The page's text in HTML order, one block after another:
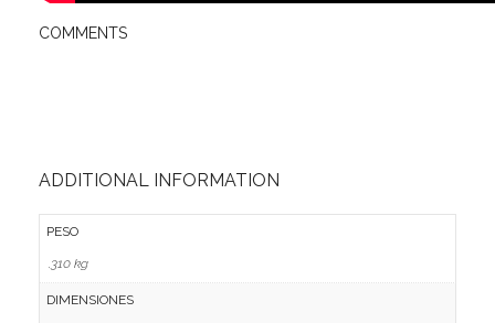
COMMENTS
ADDITIONAL INFORMATION
PESO
.310 kg
DIMENSIONES